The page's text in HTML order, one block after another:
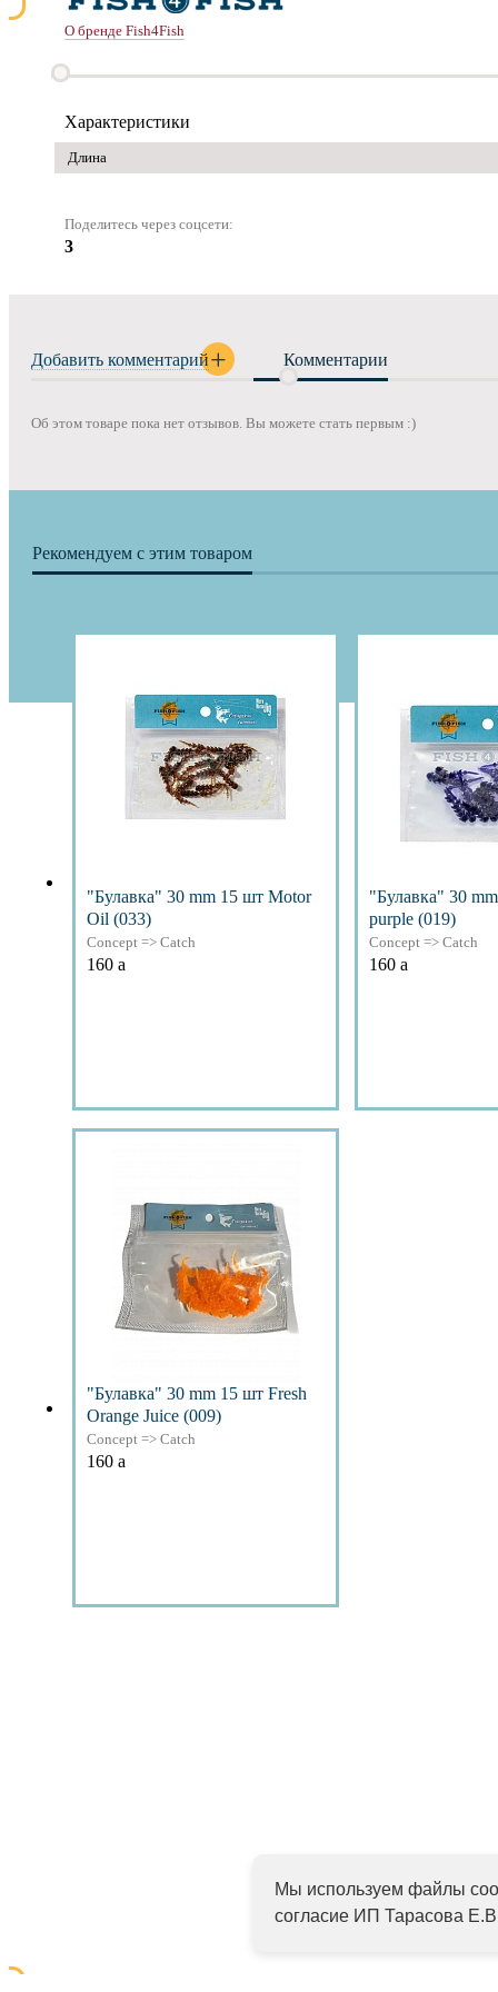
О бренде Fish4Fish
Характеристики
Длина
Поделитесь через соцсети:
3
Добавить комментарий Комментарии
Об этом товаре пока нет отзывов. Вы можете стать первым :)
Рекомендуем с этим товаром
"Булавка" 30 mm 15 шт Motor
Oil (033)
Concept => Catch
160 a
Подробнее
"Булавка" 30
purple (019)
Concept => Catch
160 a
"Булавка" 30 mm 15 шт Fresh
Orange Juice (009)
Concept => Catch
160 a
Мы используем файлы
согласие ИП Тарасова